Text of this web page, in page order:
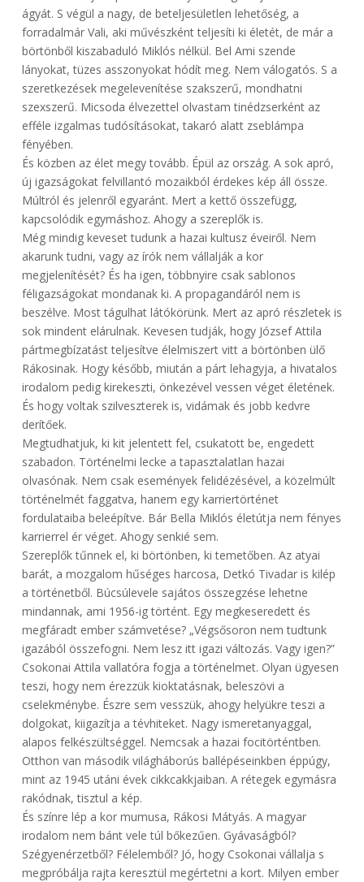
ágyát. S végül a nagy, de beteljesületlen lehetőség, a
forradalmár Vali, aki művészként teljesíti ki életét, de már a
börtönből kiszabaduló Miklós nélkül. Bel Ami szende
lányokat, tüzes asszonyokat hódít meg. Nem válogatós. S a
szeretkezések megelevenítése szakszerű, mondhatni
szexszerű. Micsoda élvezettel olvastam tinédzserként az
efféle izgalmas tudósításokat, takaró alatt zseblámpa
fényében.
És közben az élet megy tovább. Épül az ország. A sok apró,
új igazságokat felvillantó mozaikból érdekes kép áll össze.
Múltról és jelenről egyaránt. Mert a kettő összefügg,
kapcsolódik egymáshoz. Ahogy a szereplők is.
Még mindig keveset tudunk a hazai kultusz éveiről. Nem
akarunk tudni, vagy az írók nem vállalják a kor
megjelenítését? És ha igen, többnyire csak sablonos
féligazságokat mondanak ki. A propagandáról nem is
beszélve. Most tágulhat látókörünk. Mert az apró részletek is
sok mindent elárulnak. Kevesen tudják, hogy József Attila
pártmegbízatást teljesítve élelmiszert vitt a börtönben ülő
Rákosinak. Hogy később, miután a párt lehagyja, a hivatalos
irodalom pedig kirekeszti, önkezével vessen véget életének.
És hogy voltak szilveszterek is, vidámak és jobb kedvre
derítőek.
Megtudhatjuk, ki kit jelentett fel, csukatott be, engedett
szabadon. Történelmi lecke a tapasztalatlan hazai
olvasónak. Nem csak események felidézésével, a közelmúlt
történelmét faggatva, hanem egy karriertörténet
fordulataiba beleépítve. Bár Bella Miklós életútja nem fényes
karrierrel ér véget. Ahogy senkié sem.
Szereplők tűnnek el, ki börtönben, ki temetőben. Az atyai
barát, a mozgalom hűséges harcosa, Detkó Tivadar is kilép
a történetből. Búcsúlevele sajátos összegzése lehetne
mindannak, ami 1956-ig történt. Egy megkeseredett és
megfáradt ember számvetése? „Végsősoron nem tudtunk
igazából összefogni. Nem lesz itt igazi változás. Vagy igen?”
Csokonai Attila vallatóra fogja a történelmet. Olyan ügyesen
teszi, hogy nem érezzük kioktatásnak, beleszövi a
cselekménybe. Észre sem vesszük, ahogy helyükre teszi a
dolgokat, kiigazítja a tévhiteket. Nagy ismeretanyaggal,
alapos felkészültséggel. Nemcsak a hazai focitörténtben.
Otthon van második világháborús ballépéseinkben éppúgy,
mint az 1945 utáni évek cikkcakkjaiban. A rétegek egymásra
rakódnak, tisztul a kép.
És színre lép a kor mumusa, Rákosi Mátyás. A magyar
irodalom nem bánt vele túl bőkezűen. Gyávaságból?
Szégyenérzetből? Félelemből? Jó, hogy Csokonai vállalja s
megpróbálja rajta keresztül megértetni a kort. Milyen ember